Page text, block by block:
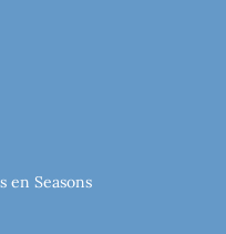
en Seasons